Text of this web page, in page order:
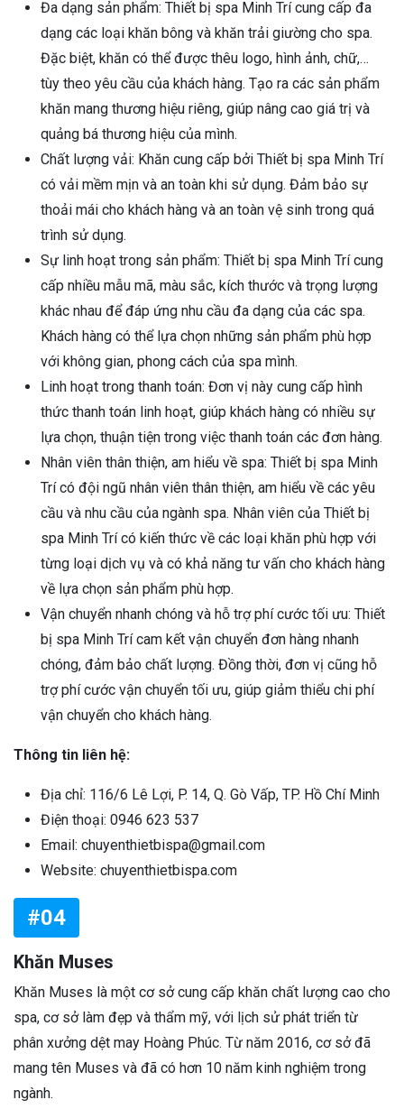
Đa dạng sản phẩm: Thiết bị spa Minh Trí cung cấp đa
dạng các loại khăn bông và khăn trải giường cho spa.
Đặc biệt, khăn có thể được thêu logo, hình ảnh, chữ,…
tùy theo yêu cầu của khách hàng. Tạo ra các sản phẩm
khăn mang thương hiệu riêng, giúp nâng cao giá trị và
quảng bá thương hiệu của mình.
Chất lượng vải: Khăn cung cấp bởi Thiết bị spa Minh Trí
có vải mềm mịn và an toàn khi sử dụng. Đảm bảo sự
thoải mái cho khách hàng và an toàn vệ sinh trong quá
trình sử dụng.
Sự linh hoạt trong sản phẩm: Thiết bị spa Minh Trí cung
cấp nhiều mẫu mã, màu sắc, kích thước và trọng lượng
khác nhau để đáp ứng nhu cầu đa dạng của các spa.
Khách hàng có thể lựa chọn những sản phẩm phù hợp
với không gian, phong cách của spa mình.
Linh hoạt trong thanh toán: Đơn vị này cung cấp hình
thức thanh toán linh hoạt, giúp khách hàng có nhiều sự
lựa chọn, thuận tiện trong việc thanh toán các đơn hàng.
Nhân viên thân thiện, am hiểu về spa: Thiết bị spa Minh
Trí có đội ngũ nhân viên thân thiện, am hiểu về các yêu
cầu và nhu cầu của ngành spa. Nhân viên của Thiết bị
spa Minh Trí có kiến thức về các loại khăn phù hợp với
từng loại dịch vụ và có khả năng tư vấn cho khách hàng
về lựa chọn sản phẩm phù hợp.
Vận chuyển nhanh chóng và hỗ trợ phí cước tối ưu: Thiết
bị spa Minh Trí cam kết vận chuyển đơn hàng nhanh
chóng, đảm bảo chất lượng. Đồng thời, đơn vị cũng hỗ
trợ phí cước vận chuyển tối ưu, giúp giảm thiểu chi phí
vận chuyển cho khách hàng.
Thông tin liên hệ:
Địa chỉ: 116/6 Lê Lợi, P. 14, Q. Gò Vấp, TP. Hồ Chí Minh
Điện thoại: 0946 623 537
Email: chuyenthietbispa@gmail.com
Website: chuyenthietbispa.com
#04
Khăn Muses
Khăn Muses là một cơ sở cung cấp khăn chất lượng cao cho
spa, cơ sở làm đẹp và thẩm mỹ, với lịch sử phát triển từ
phân xưởng dệt may Hoàng Phúc. Từ năm 2016, cơ sở đã
mang tên Muses và đã có hơn 10 năm kinh nghiệm trong
ngành.